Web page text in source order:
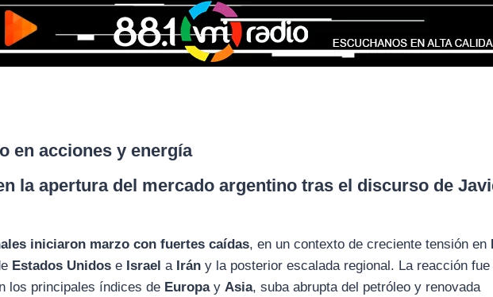
en acciones y energía
la apertura del mercado argentino tras el discurso de
iniciaron marzo con fuertes caídas, en un contexto de creciente tensión en
Estados Unidos e Israel a Irán y la posterior escalada regional. La reacción fue
los principales índices de EuropayAsia, suba abrupta del petróleo y renovada